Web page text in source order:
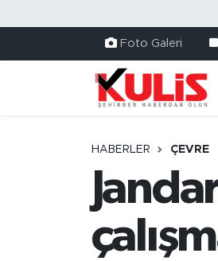
Foto Galeri
HABERLER ÇEVRE